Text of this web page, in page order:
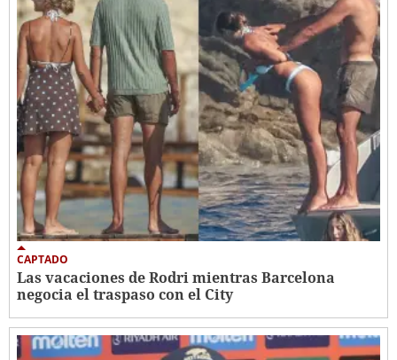
CAPTADO
Las vacaciones de Rodri mientras Barcelona
negocia el traspaso con el City